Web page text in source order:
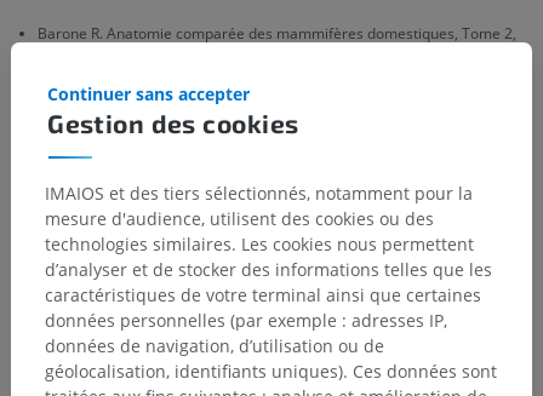
Barone R. Anatomie comparée des mammifères domestiques, Tome 2,
Galerie
Gestion des cookies
Continuer sans accepter
IMAIOS et des tiers sélectionnés, notamment pour la
mesure d'audience, utilisent des cookies ou des
technologies similaires. Les cookies nous permettent
d’analyser et de stocker des informations telles que les
caractéristiques de votre terminal ainsi que certaines
données personnelles (par exemple : adresses IP,
données de navigation, d’utilisation ou de
géolocalisation, identifiants uniques). Ces données sont